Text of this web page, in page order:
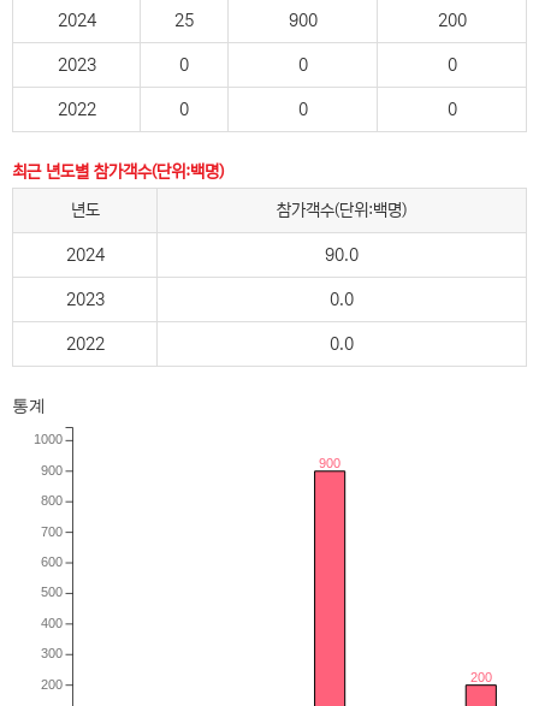
2024 25 900 200
2023 0 0 0
2022 0 0 0
최근 년도별 참가객수(단위:백명)
년도
참가객수(단위:백명)
2024 90.0
2023 0.0
2022 0.0
통계
900
200
200
300
400
500
600
700
800
900
1000